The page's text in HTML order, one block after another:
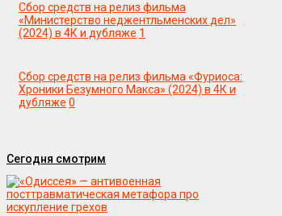
Сбор средств на релиз фильма
«Министерство неджентльменских дел»
(2024) в 4К и дубляже 1
Сбор средств на релиз фильма «Фуриоса:
Хроники Безумного Макса» (2024) в 4К и
дубляже 0
Сегодня смотрим